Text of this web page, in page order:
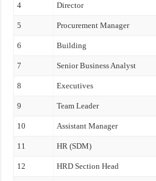
4 Director
5 Procurement Manager
6 Building
7 Senior Business Analyst
8 Executives
9 Team Leader
10 Assistant Manager
11 HR (SDM)
12 HRD Section Head